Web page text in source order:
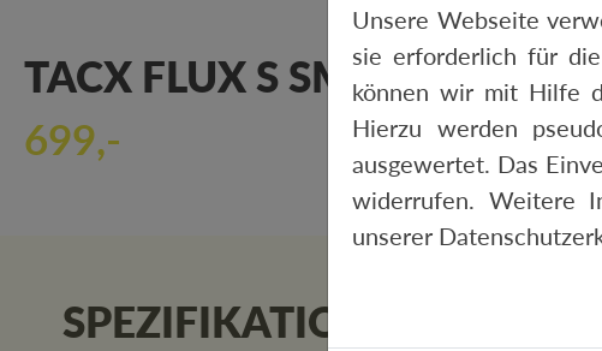
TACX FLUX S SMART-
699,-
SPEZIFIKATIONEN
Unsere Webseite
sie erforderlich für
können wir mit Hilfe
Hierzu werden
ausgewertet. Das
widerrufen. Weitere
unserer